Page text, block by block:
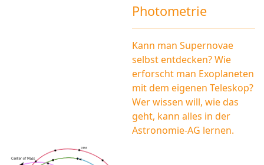
Photometrie
Kann man Supernovae
selbst entdecken? Wie
erforscht man Exoplaneten
mit dem eigenen Teleskop?
Wer wissen will, wie das
geht, kann alles in der
Astronomie-AG lernen.